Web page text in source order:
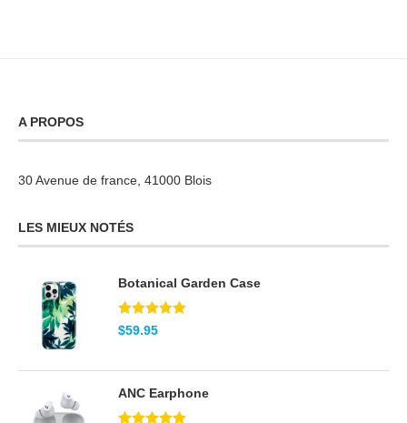
A PROPOS
30 Avenue de france, 41000 Blois
LES MIEUX NOTÉS
Botanical Garden Case
Note5.00
sur 5
$59.95
ANC Earphone